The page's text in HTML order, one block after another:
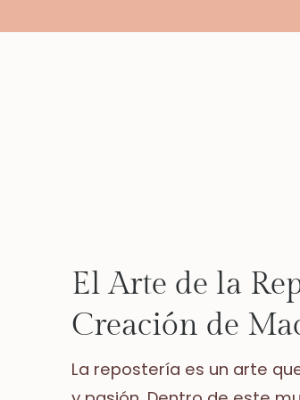
a
El Arte de la
Creación de
La repostería es un arte